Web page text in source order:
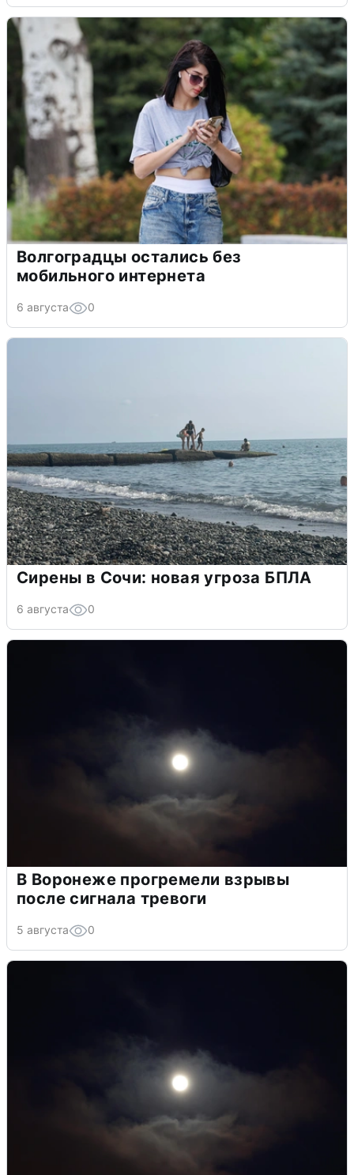
Волгоградцы остались без
мобильного интернета
6 августа 0
Сирены в Сочи: новая угроза БПЛА
6 августа 0
В Воронеже прогремели взрывы
после сигнала тревоги
5 августа 0